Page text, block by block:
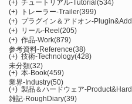
(+) チュートリアル-Tutorial (534)
(+)
トレーラー-Trailer(399)
(+) プラグイン＆アドオン-
(+) リール-Reel (205)
(+) 作品-Work(879)
参考資料-Reference(38)
(+) 技術-Technology(428)
未分類(32)
(+) 本-Book(459)
業界-Industry(50)
(+) 製品＆ハードウェア-
雑記-RoughDiary(39)